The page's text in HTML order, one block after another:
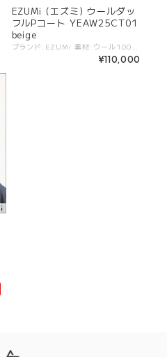
EZUMi (エズミ) ウールダッ
フルPコート YEAW25CT01
beige
¥110,000